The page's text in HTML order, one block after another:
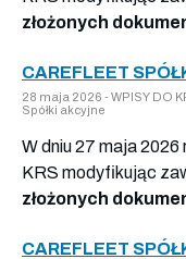
złożonych
CAREFLEET
28 maja 2026 - WPISY DO
Spółki akcyjne
W dniu 27 maja 2026
KRS modyfikując
złożonych
CAREFLEET